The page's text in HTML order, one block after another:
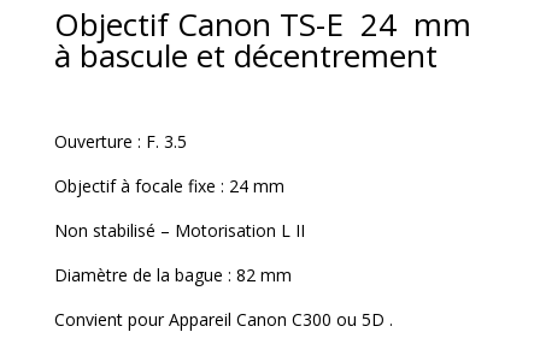
Objectif Canon TS-E 24 mm
à bascule et décentrement
Ouverture : F. 3.5
Objectif à focale fixe : 24 mm
Non stabilisé – Motorisation L II
Diamètre de la bague : 82 mm
Convient pour Appareil Canon C300 ou 5D .